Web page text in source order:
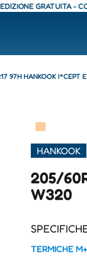
GRATUITA -
97H HANKOOK I*CEPT
▀
HANKOOK
205/
W320
TERMICHE